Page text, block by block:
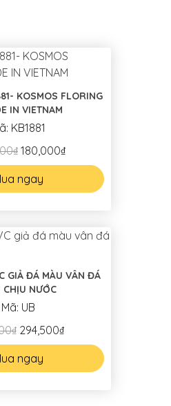
IN VIETNAM
KB1881
180,000₫
ngay
GIẢ ĐÁ MÀU VÂN ĐÁ
CHỊU NƯỚC
Mã: UB
294,500₫
ngay